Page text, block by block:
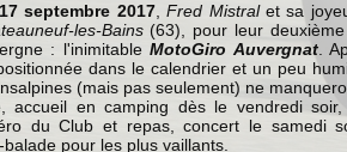
septembre 2017,Fred Mistralet sa
les-Bains(63), pour leur
: l'inimitableMotoGiro Auvergnat.
dans le calendrier et un peu
(mais pas seulement) ne
accueil en camping dès le vendredi
du Club et repas, concert le samedi
pour les plus vaillants.